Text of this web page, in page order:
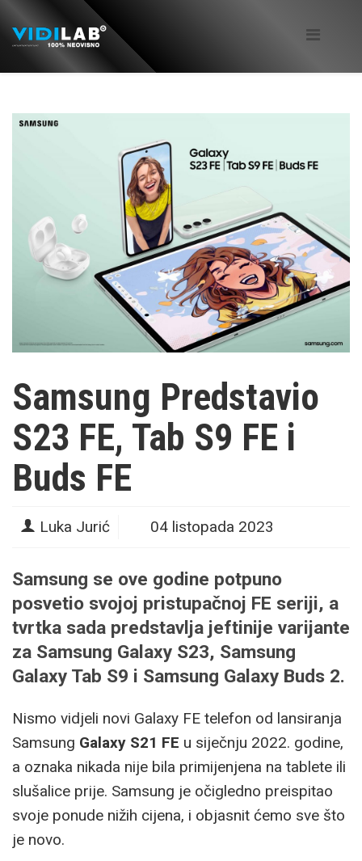
Samsung Predstavio
S23 FE, Tab S9 FE i
Buds FE
Luka Jurić 04 listopada 2023
Samsung se ove godine potpuno
posvetio svojoj pristupačnoj FE seriji, a
tvrtka sada predstavlja jeftinije varijante
za Samsung Galaxy S23, Samsung
Galaxy Tab S9 i Samsung Galaxy Buds 2.
Nismo vidjeli novi Galaxy FE telefon od lansiranja
Samsung Galaxy S21 FE u siječnju 2022. godine,
a oznaka nikada nije bila primijenjena na tablete ili
slušalice prije. Samsung je očigledno preispitao
svoje ponude nižih cijena, i objasnit ćemo sve što
je novo.